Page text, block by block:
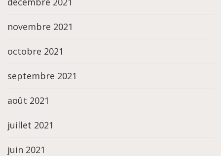
novembre 2021
octobre 2021
septembre 2021
août 2021
juillet 2021
juin 2021